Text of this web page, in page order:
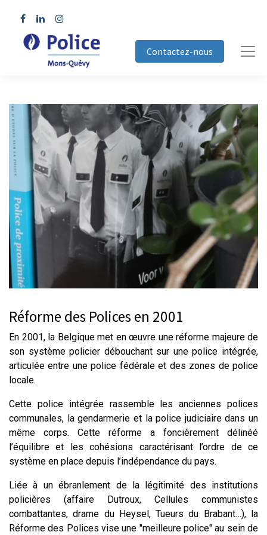
Contactez-nous
Réforme des Polices en 2001
En 2001, la Belgique met en œuvre une réforme majeure de
son système policier débouchant sur une police intégrée,
articulée entre une police fédérale et des zones de police
locale.
Cette police intégrée rassemble les anciennes polices
communales, la gendarmerie et la police judiciaire dans un
même corps. Cette réforme a foncièrement délinéé
l’équilibre et les cohésions caractérisant l’ordre de ce
système en place depuis l’indépendance du pays.
Liée à un ébranlement de la légitimité des institutions
policières (affaire Dutroux, Cellules communistes
combattantes, drame du Heysel, Tueurs du Brabant…), la
Réforme des Polices vise une "meilleure police" au sein de